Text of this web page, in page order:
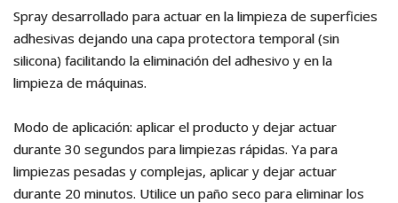
Spray desarrollado para actuar en la limpieza de superficies
adhesivas dejando una capa protectora temporal (sin
silicona) facilitando la eliminación del adhesivo y en la
limpieza de máquinas.
Modo de aplicación: aplicar el producto y dejar actuar
durante 30 segundos para limpiezas rápidas. Ya para
limpiezas pesadas y complejas, aplicar y dejar actuar
durante 20 minutos. Utilice un paño seco para eliminar los